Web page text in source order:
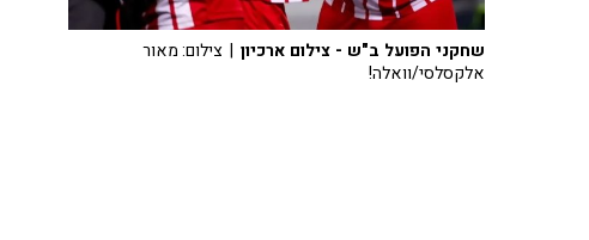
שחקני הפועל ב"ש - צילום ארכיון | צילום: מאור
אלקסלסי/וואלה!